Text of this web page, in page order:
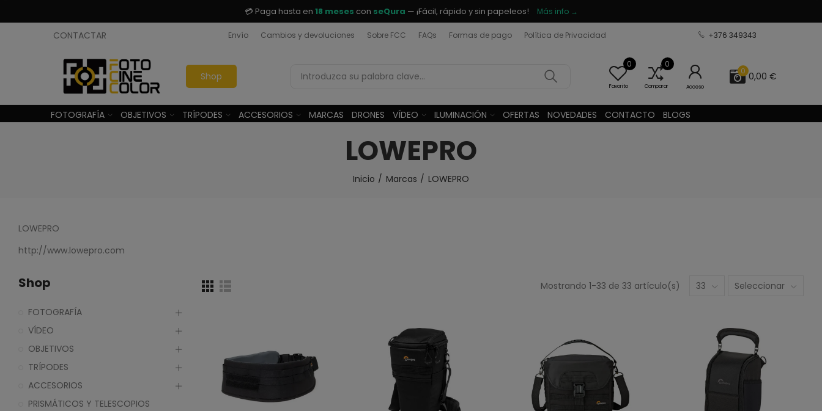
💳 Paga hasta en 18 meses con seQura — ¡Fácil, rápido y sin papeleos! Más info →
CONTACTAR Envío Cambios y devoluciones Sobre FCC FAQs Formas de pago Política de Privacidad +376 349343
Shop
0
Favorito
0
Comparar Acceso
0 0,00 €
FOTOGRAFÍA OBJETIVOS TRÍPODES ACCESORIOS MARCAS DRONES VÍDEO ILUMINACIÓN OFERTAS NOVEDADES CONTACTO BLOGS
LOWEPRO
Inicio Marcas LOWEPRO
LOWEPRO
http://www.lowepro.com
Mostrando 1-33 de 33 artículo(s) 33 Seleccionar
Shop
FOTOGRAFÍA
VÍDEO
OBJETIVOS
TRÍPODES
ACCESORIOS
PRISMÁTICOS Y TELESCOPIOS